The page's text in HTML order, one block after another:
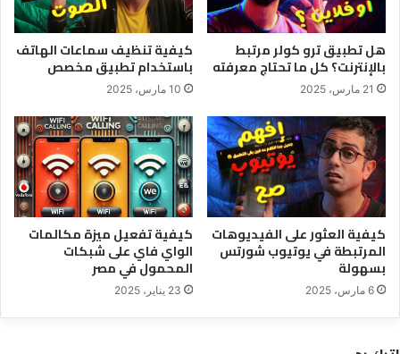
هل تطبيق ترو كولر مرتبط
بالإنترنت؟ كل ما تحتاج معرفته
21 مارس، 2025
كيفية تنظيف سماعات الهاتف
باستخدام تطبيق مخصص
10 مارس، 2025
كيفية العثور على الفيديوهات
المرتبطة في يوتيوب شورتس
بسهولة
6 مارس، 2025
كيفية تفعيل ميزة مكالمات
الواي فاي على شبكات
المحمول في مصر
23 يناير، 2025